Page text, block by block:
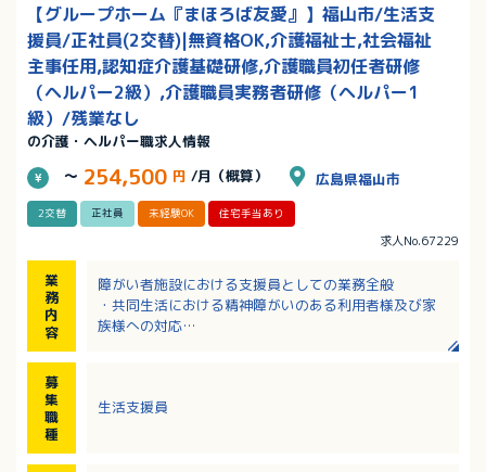
【グループホーム『まほろば友愛』】福山市/生活支
援員/正社員(2交替)|無資格OK,介護福祉士,社会福祉
主事任用,認知症介護基礎研修,介護職員初任者研修
（ヘルパー2級）,介護職員実務者研修（ヘルパー1
級）/残業なし
の介護・ヘルパー職求人情報
～ 254,500 円 /月（概算） 広島県福山市
2交替 正社員 未経験OK 住宅手当あり
求人No.67229
業
務
内
容
障がい者施設における支援員としての業務全般
・共同生活における精神障がいのある利用者様及び家
族様への対応
・利用者様不調時の診察同行
募
集
職
種
生活支援員